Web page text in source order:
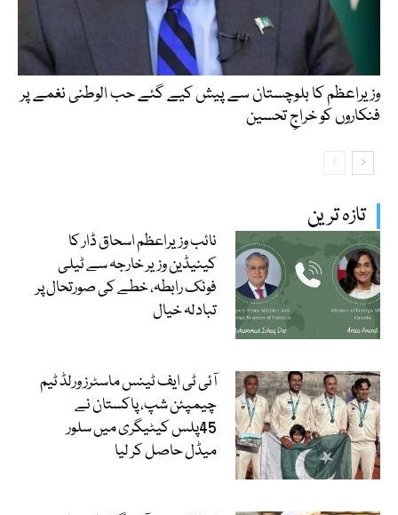
تازہ ترین
نائب وزیراعظم اسحاق ڈار کا
کینیڈین وزیر خارجہ سے ٹیلی
فونک رابطہ، خطے کی صورتحال پر
تبادلہ خیال
آئی ٹی ایف ٹینس ماسٹرز ورلڈ ٹیم
چیمپئن شپ، پاکستان نے
45پلس کیٹیگری میں سلور
میڈل حاصل کر لیا
وزیراعظم کا بلوچستان سے پیش کیے گئے حب الوطنی نغمے پر
فنکاروں کو خراجِ تحسین